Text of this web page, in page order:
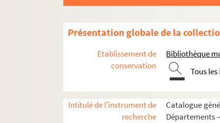
Présentation globale de la
Etablissement de
conservation
Bibliothèque
Tous
Intitulé de l'instrument de
recherche
Catalogue
Départements
La Capelle
La Ferté-Milon
La Flamangrie
La Neuville-Housset